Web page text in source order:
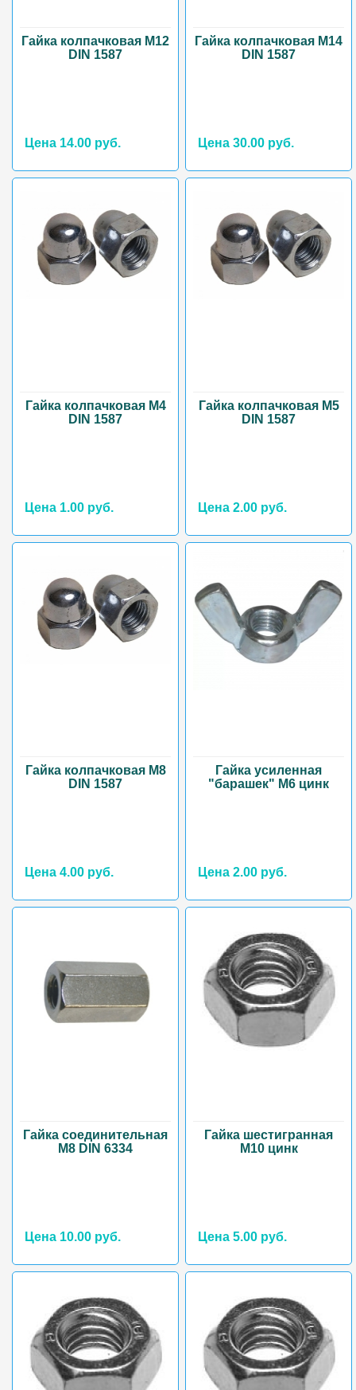
Гайка колпачковая М12
DIN 1587
Цена 14.00 руб.
Гайка колпачковая М14
DIN 1587
Цена 30.00 руб.
Гайка колпачковая М4
DIN 1587
Цена 1.00 руб.
Гайка колпачковая М5
DIN 1587
Цена 2.00 руб.
Гайка колпачковая М8
DIN 1587
Цена 4.00 руб.
Гайка усиленная
"барашек" М6 цинк
Цена 2.00 руб.
Гайка соединительная
М8 DIN 6334
Цена 10.00 руб.
Гайка шестигранная
М10 цинк
Цена 5.00 руб.